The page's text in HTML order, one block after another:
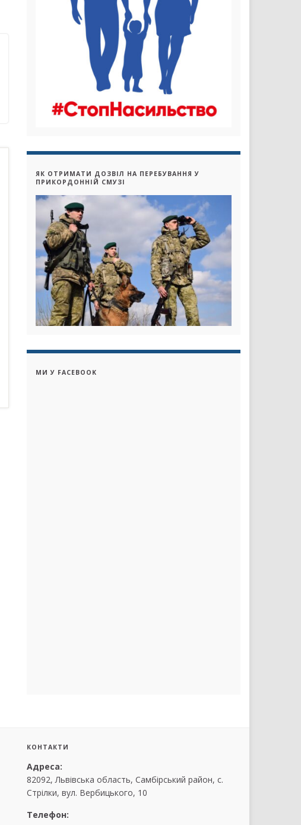
ЯК ОТРИМАТИ ДОЗВІЛ НА ПЕРЕБУВАННЯ У
ПРИКОРДОННІЙ СМУЗІ
МИ У FACEBOOK
КОНТАКТИ
Адреса:
82092, Львівська область, Самбірський район, с.
Стрілки, вул. Вербицького, 10
Телефон: